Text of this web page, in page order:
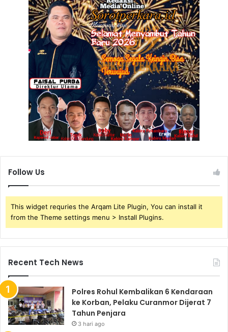
Follow Us
This widget requries the Arqam Lite Plugin, You can install it
from the Theme settings menu > Install Plugins.
Recent Tech News
Polres Rohul Kembalikan 6 Kendaraan
ke Korban, Pelaku Curanmor Dijerat 7
Tahun Penjara
3 hari ago